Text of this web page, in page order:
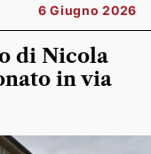
6 Giugno 2026
di Nicola
in via